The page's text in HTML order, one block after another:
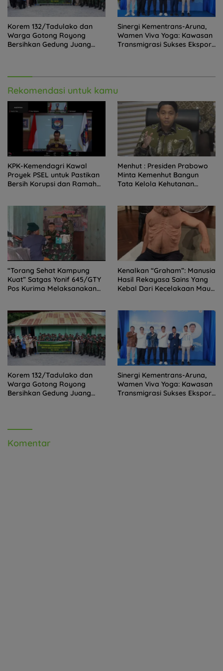
Korem 132/Tadulako dan
Warga Gotong Royong
Bersihkan Gedung Juang
Sinergi Kementrans-Aruna,
Wamen Viva Yoga: Kawasan
Transmigrasi Sukses Ekspor
Rekomendasi untuk kamu
KPK-Kemendagri Kawal
Proyek PSEL untuk Pastikan
Bersih Korupsi dan Ramah
Menhut : Presiden Prabowo
Minta Kemenhut Bangun
Tata Kelola Kehutanan
“Torang Sehat Kampung
Kuat” Satgas Yonif 645/GTY
Pos Kurima Melaksanakan
Kenalkan “Graham”: Manusia
Hasil Rekayasa Sains Yang
Kebal Dari Kecelakaan Maut
Korem 132/Tadulako dan
Warga Gotong Royong
Bersihkan Gedung Juang
Sinergi Kementrans-Aruna,
Wamen Viva Yoga: Kawasan
Transmigrasi Sukses Ekspor
Komentar